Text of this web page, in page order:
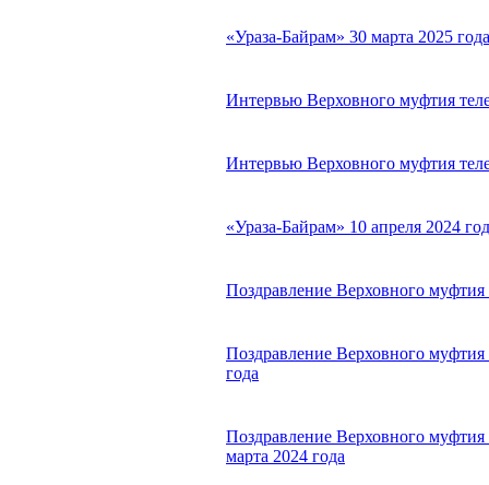
«Ураза-Байрам» 30 марта 2025
Интервью Верховного муфтия
Интервью Верховного муфтия
«Ураза-Байрам» 10 апреля 2024
Поздравление Верховного муфтия
Поздравление Верховного муфтия
года
Поздравление Верховного
марта 2024 года